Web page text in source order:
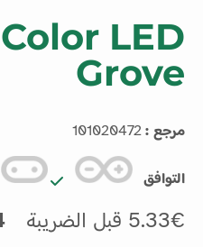
LED
Grove
مرجع :
التوافق
5.33€ قبل الضريبة